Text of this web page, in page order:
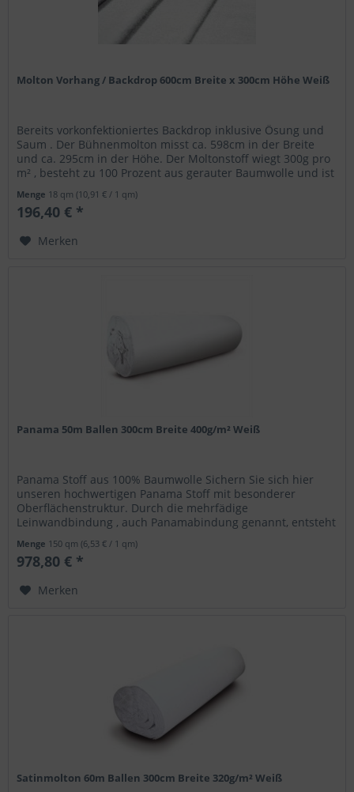
Molton Vorhang / Backdrop 600cm Breite x 300cm Höhe Weiß
Bereits vorkonfektioniertes Backdrop inklusive Ösung und
Saum . Der Bühnenmolton misst ca. 598cm in der Breite
und ca. 295cm in der Höhe. Der Moltonstoff wiegt 300g pro
m² , besteht zu 100 Prozent aus gerauter Baumwolle und ist
Menge 18 qm(10,91 € / 1 qm)
196,40 € *
Merken
Panama 50m Ballen 300cm Breite 400g/m² Weiß
Panama Stoff aus 100% Baumwolle Sichern Sie sich hier
unseren hochwertigen Panama Stoff mit besonderer
Oberflächenstruktur. Durch die mehrfädige
Leinwandbindung , auch Panamabindung genannt, entsteht
Menge 150 qm(6,53 € / 1 qm)
978,80 € *
Merken
Satinmolton 60m Ballen 300cm Breite 320g/m² Weiß